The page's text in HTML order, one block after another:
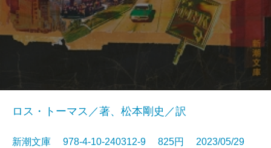
ロス・トーマス／著、松本剛史／訳
新潮文庫 978-4-10-240312-9 825円 2023/05/29